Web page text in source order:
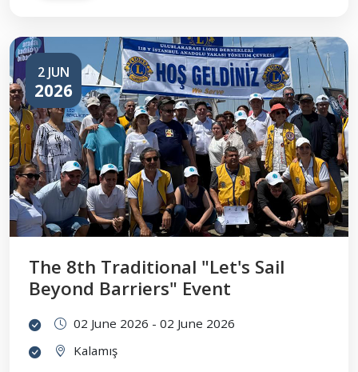
2 JUN
2026
The 8th Traditional "Let's Sail
Beyond Barriers" Event
02 June 2026 - 02 June 2026
Kalamış